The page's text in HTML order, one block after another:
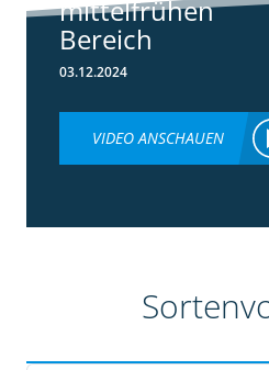
mittelfrühen
Bereich
03.12.2024
VIDEO ANSCHAUEN